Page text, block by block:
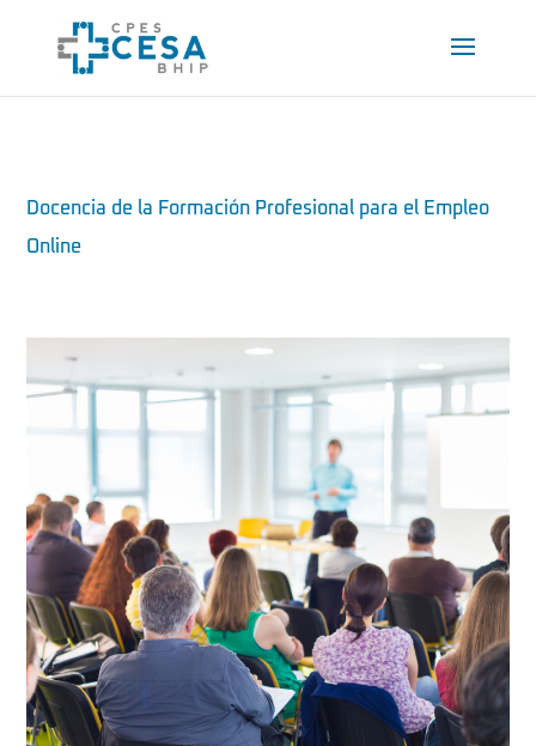
Docencia de la Formación Profesional para el Empleo
Online